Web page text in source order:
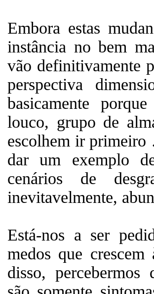
Embora estas
instância no bem
vão definitivamente
perspectiva
basicamente
louco, grupo de
escolhem ir
dar um exemplo
cenários de
inevitavelmente,
Está-nos a ser
medos que
disso, percebermos